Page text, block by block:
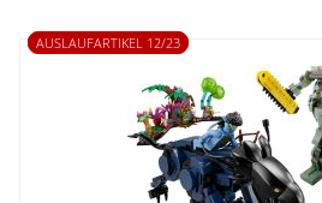
AUSLAUFARTIKEL 12/23